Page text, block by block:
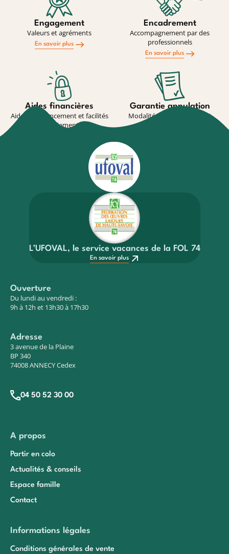
Engagement
Valeurs et agréments
En savoir plus
Encadrement
Accompagnement par des
professionnels
En savoir plus
Aides financières
Aides au financement et facilités
de paiement
Garantie annulation
Modalité de souscription et
L’UFOVAL, le service vacances de la FOL 74
En savoir plus
Ouverture
Du lundi au vendredi :
9h à 12h et 13h30 à 17h30
Adresse
3 avenue de la Plaine
BP 340
74008 ANNECY Cedex
04 50 52 30 00
A propos
Partir en colo
Actualités & conseils
Espace famille
Contact
Informations légales
Conditions générales de vente